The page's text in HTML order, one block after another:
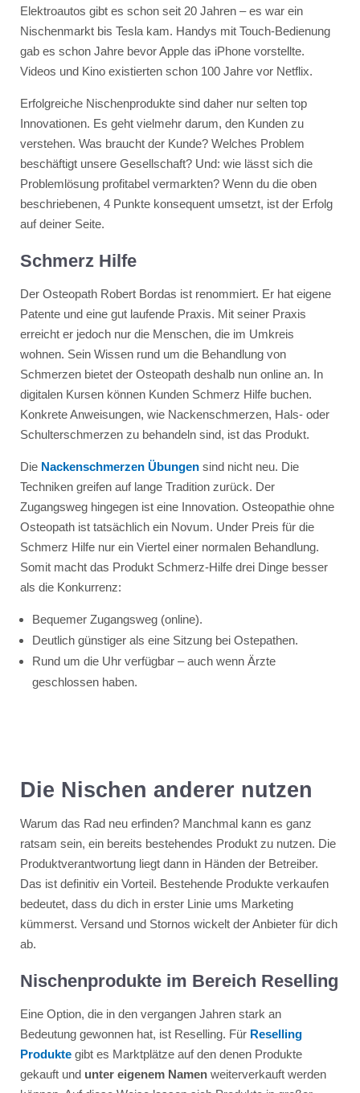
Elektroautos gibt es schon seit 20 Jahren – es war ein
Nischenmarkt bis Tesla kam. Handys mit Touch-Bedienung
gab es schon Jahre bevor Apple das iPhone vorstellte.
Videos und Kino existierten schon 100 Jahre vor Netflix.
Erfolgreiche Nischenprodukte sind daher nur selten top
Innovationen. Es geht vielmehr darum, den Kunden zu
verstehen. Was braucht der Kunde? Welches Problem
beschäftigt unsere Gesellschaft? Und: wie lässt sich die
Problemlösung profitabel vermarkten? Wenn du die oben
beschriebenen, 4 Punkte konsequent umsetzt, ist der Erfolg
auf deiner Seite.
Schmerz Hilfe
Der Osteopath Robert Bordas ist renommiert. Er hat eigene
Patente und eine gut laufende Praxis. Mit seiner Praxis
erreicht er jedoch nur die Menschen, die im Umkreis
wohnen. Sein Wissen rund um die Behandlung von
Schmerzen bietet der Osteopath deshalb nun online an. In
digitalen Kursen können Kunden Schmerz Hilfe buchen.
Konkrete Anweisungen, wie Nackenschmerzen, Hals- oder
Schulterschmerzen zu behandeln sind, ist das Produkt.
Die Nackenschmerzen Übungensind nicht neu. Die
Techniken greifen auf lange Tradition zurück. Der
Zugangsweg hingegen ist eine Innovation. Osteopathie ohne
Osteopath ist tatsächlich ein Novum. Under Preis für die
Schmerz Hilfe nur ein Viertel einer normalen Behandlung.
Somit macht das Produkt Schmerz-Hilfe drei Dinge besser
als die Konkurrenz:
Bequemer Zugangsweg (online).
Deutlich günstiger als eine Sitzung bei Ostepathen.
Rund um die Uhr verfügbar – auch wenn Ärzte
geschlossen haben.
Die Nischen anderer nutzen
Warum das Rad neu erfinden? Manchmal kann es ganz
ratsam sein, ein bereits bestehendes Produkt zu nutzen. Die
Produktverantwortung liegt dann in Händen der Betreiber.
Das ist definitiv ein Vorteil. Bestehende Produkte verkaufen
bedeutet, dass du dich in erster Linie ums Marketing
kümmerst. Versand und Stornos wickelt der Anbieter für dich
ab.
Nischenprodukte im Bereich Reselling
Eine Option, die in den vergangen Jahren stark an
Bedeutung gewonnen hat, ist Reselling. Für Reselling
Produktegibt es Marktplätze auf den denen Produkte
gekauft und unter eigenem Namenweiterverkauft werden